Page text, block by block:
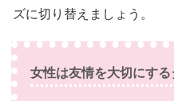
ズに切り替えましょう。
女性は友情を大切にす